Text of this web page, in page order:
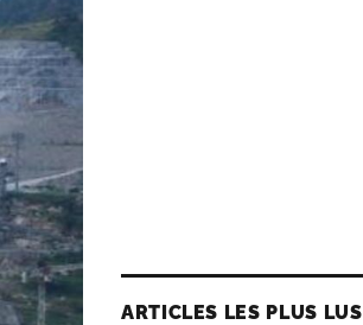
ARTICLES LES PLUS LUS